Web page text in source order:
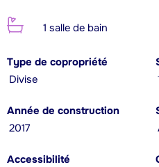
1 salle de bain
Type de copropriété
Divise
Année de construction
2017
Accessibilité